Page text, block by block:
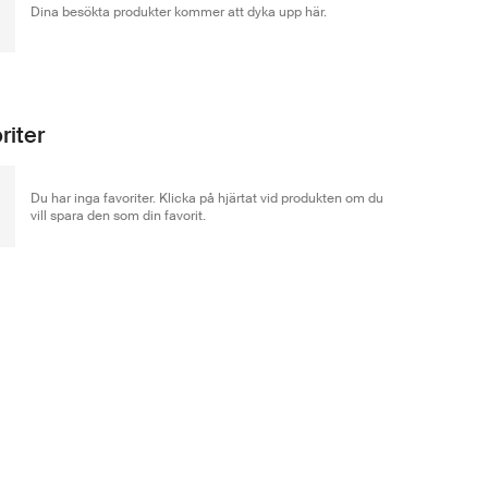
Dina besökta produkter kommer att dyka upp här.
Du har inga favoriter. Klicka på hjärtat vid produkten om du
vill spara den som din favorit.